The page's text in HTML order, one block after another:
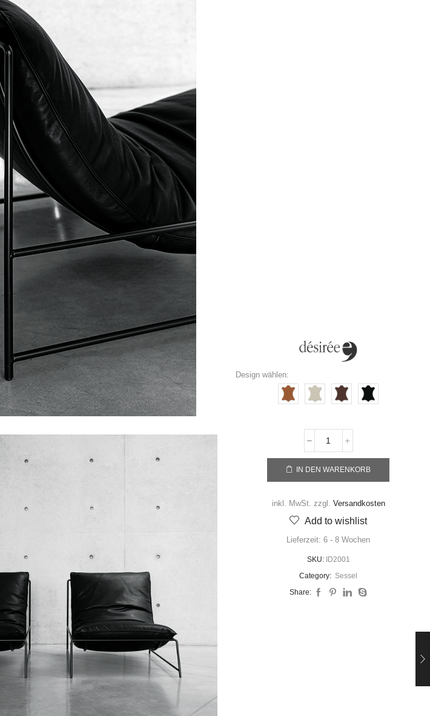
Design wählen:
IN DEN WARENKORB
inkl. MwSt. zzgl. Versandkosten
Add to wishlist
Lieferzeit: 6 - 8 Wochen
SKU: ID2001
Category: Sessel
Share: